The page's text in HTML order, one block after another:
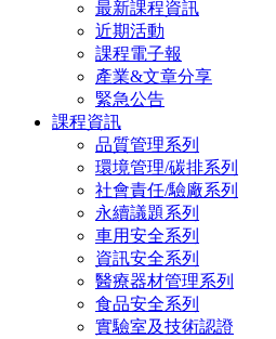
最新課程資訊
近期活動
課程電子報
產業&文章分享
緊急公告
課程資訊
品質管理系列
環境管理/碳排系列
社會責任/驗廠系列
永續議題系列
車用安全系列
資訊安全系列
醫療器材管理系列
食品安全系列
實驗室及技術認證